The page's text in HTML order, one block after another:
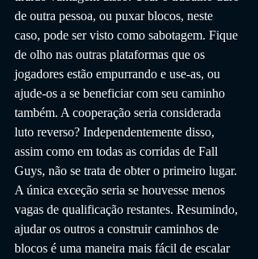
de outra pessoa, ou puxar blocos, neste
caso, pode ser visto como sabotagem. Fique
de olho nas outras plataformas que os
jogadores estão empurrando e use-as, ou
ajude-os a se beneficiar com seu caminho
também. A cooperação seria considerada
luto reverso? Independentemente disso,
assim como em todas as corridas de Fall
Guys, não se trata de obter o primeiro lugar.
A única exceção seria se houvesse menos
vagas de qualificação restantes. Resumindo,
ajudar os outros a construir caminhos de
blocos é uma maneira mais fácil de escalar